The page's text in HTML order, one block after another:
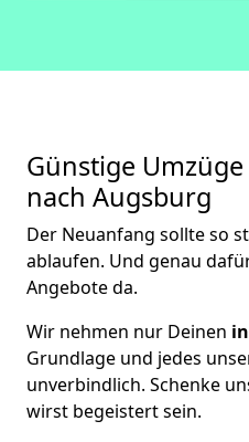
Günstige
nach Augsburg
Der Neuanfang sollte so
ablaufen. Und genau
Angebote da.
Wir nehmen nur Deinen
Grundlage und jedes
unverbindlich. Schenke
wirst begeistert sein.